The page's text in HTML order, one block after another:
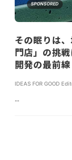
SPONSORED
その眠りは
門店」の挑
開発の最前線
IDEAS FOR GOOD
...